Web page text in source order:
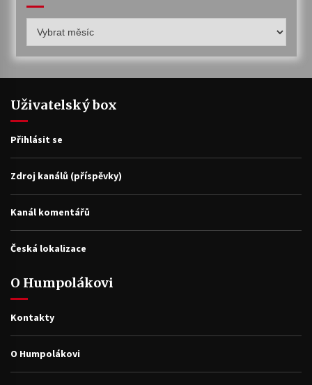
archiv
Uživatelský box
Přihlásit se
Zdroj kanálů (příspěvky)
Kanál komentářů
Česká lokalizace
O Humpolákovi
Kontakty
O Humpolákovi